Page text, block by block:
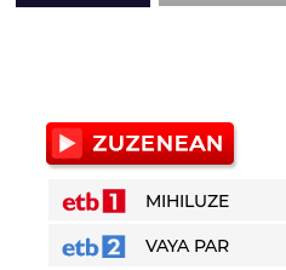
MIHILUZE
VAYA PAR